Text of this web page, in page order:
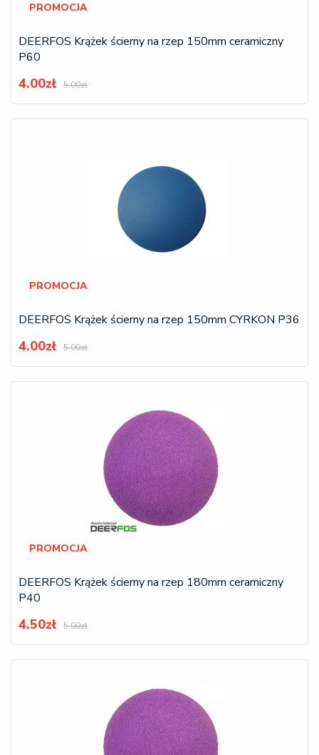
PROMOCJA
DEERFOS Krążek ścierny na rzep 150mm ceramiczny
P60
4.00zł 5.00zł
PROMOCJA
DEERFOS Krążek ścierny na rzep 150mm CYRKON P36
4.00zł 5.00zł
PROMOCJA
DEERFOS Krążek ścierny na rzep 180mm ceramiczny
P40
4.50zł 5.00zł